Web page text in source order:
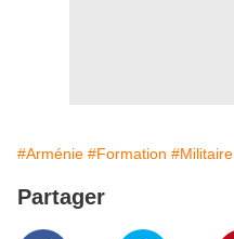
#Arménie #Formation #Militaire
Partager